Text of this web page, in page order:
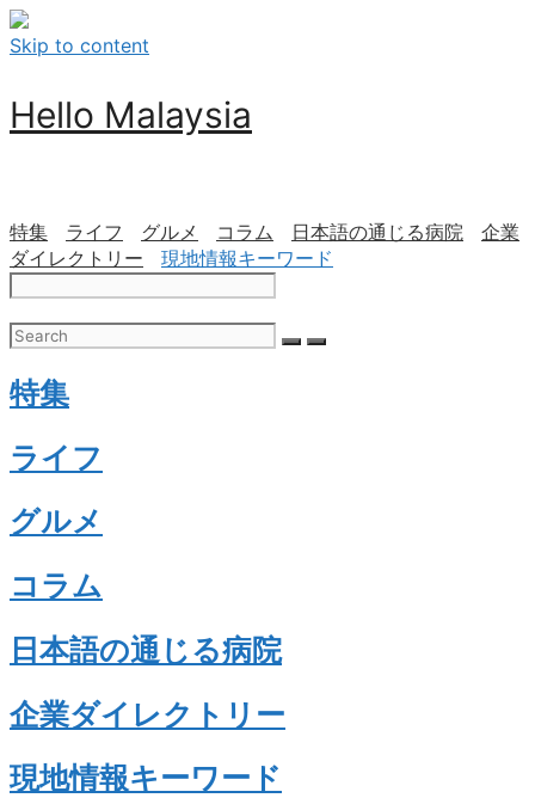
Skip to content
Hello Malaysia
特集 ライフ グルメ コラム 日本語の通じる病院
企業
ダイレクトリー
現地情報キーワード
特集
ライフ
グルメ
コラム
日本語の通じる病院
企業ダイレクトリー
現地情報キーワード